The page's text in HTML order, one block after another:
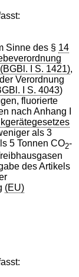
Sinne des § 14
I S. 1421),
der Verordnung
I S. 4043)
fluorierte
nach Anhang I
als 3
5 Tonnen CO2-
des Artikels
(EU)